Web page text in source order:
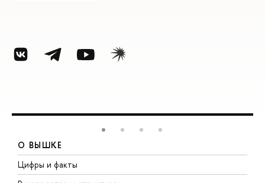
О ВЫШКЕ
Цифры и факты